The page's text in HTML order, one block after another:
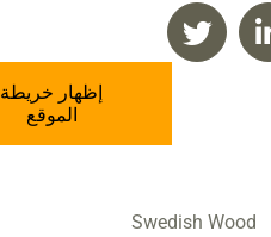
إظهار خريطة
الموقع
Swedish Wood